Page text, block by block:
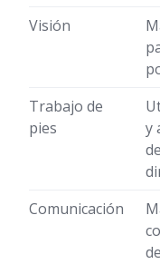
Visión
Trabajo de
pies
y
Comunicación